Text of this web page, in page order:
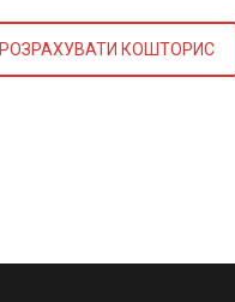
РОЗРАХУВАТИ КОШТОРИС